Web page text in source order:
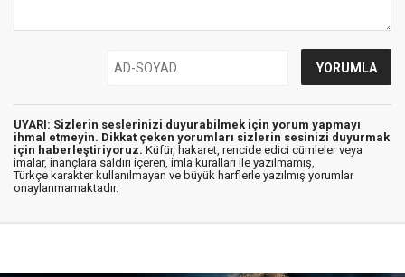
UYARI: Sizlerin seslerinizi duyurabilmek için yorum yapmayı
ihmal etmeyin. Dikkat çeken yorumları sizlerin sesinizi duyurmak
için haberleştiriyoruz. Küfür, hakaret, rencide edici cümleler veya
imalar, inançlara saldırı içeren, imla kuralları ile yazılmamış,
Türkçe karakter kullanılmayan ve büyük harflerle yazılmış yorumlar
onaylanmamaktadır.